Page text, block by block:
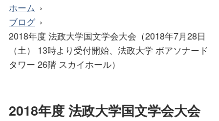
ホーム
ブログ
2018年度 法政大学国文学会大会（2018年7月28日
（土） 13時より受付開始、法政大学 ボアソナード
タワー 26階 スカイホール）
2018年度 法政大学国文学会大会